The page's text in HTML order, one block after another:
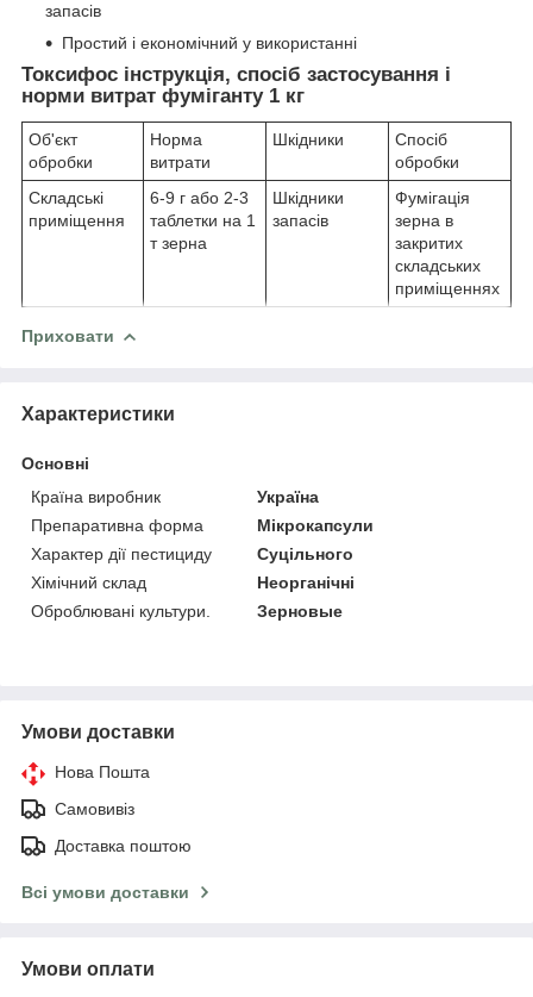
запасів
Простий і економічний у використанні
Токсифос інструкція, спосіб застосування і
норми витрат фуміганту 1 кг
Об'єкт
обробки
Норма
витрати
Шкідники
Спосіб
обробки
Складські
приміщення
6-9 г або 2-3
таблетки на 1
т зерна
Шкідники
запасів
Фумігація
зерна в
закритих
складських
приміщеннях
Приховати
Характеристики
Основні
Країна виробник
Україна
Препаративна форма
Мікрокапсули
Характер дії пестициду
Суцільного
Хімічний склад
Неорганічні
Оброблювані культури.
Зерновые
Умови доставки
Нова Пошта
Самовивіз
Доставка поштою
Всі умови доставки
Умови оплати